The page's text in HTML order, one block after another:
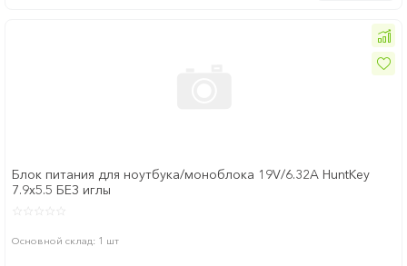
Блок питания для ноутбука/моноблока 19V/6.32A HuntKey
7.9х5.5 БЕЗ иглы
Основной склад: 1 шт